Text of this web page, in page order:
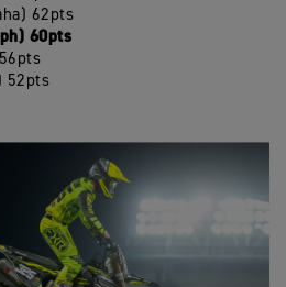
62pts
60pts
52pts